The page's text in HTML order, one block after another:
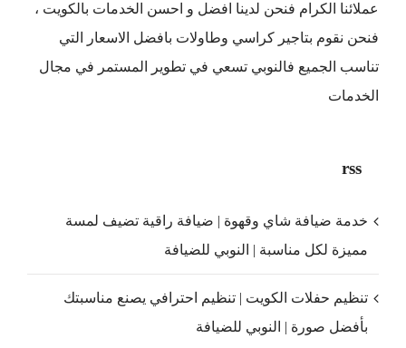
عملائنا الكرام فنحن لدينا افضل و احسن الخدمات بالكويت ،
فنحن نقوم بتاجير كراسي وطاولات بافضل الاسعار التي
تناسب الجميع فالنوبي تسعي في تطوير المستمر في مجال
الخدمات
rss
خدمة ضيافة شاي وقهوة | ضيافة راقية تضيف لمسة
مميزة لكل مناسبة | النوبي للضيافة
تنظيم حفلات الكويت | تنظيم احترافي يصنع مناسبتك
بأفضل صورة | النوبي للضيافة